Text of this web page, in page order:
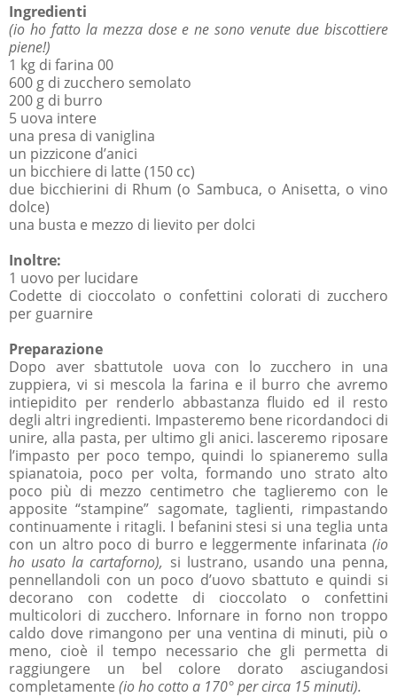
Ingredienti
(io ho fatto la mezza dose e ne sono venute due biscottiere
piene!)
1 kg di farina 00
600 g di zucchero semolato
200 g di burro
5 uova intere
una presa di vaniglina
un pizzicone d’anici
un bicchiere di latte (150 cc)
due bicchierini di Rhum (o Sambuca, o Anisetta, o vino
dolce)
una busta e mezzo di lievito per dolci
Inoltre:
1 uovo per lucidare
Codette di cioccolato o confettini colorati di zucchero
per guarnire
Preparazione
Dopo aver sbattutole uova con lo zucchero in una
zuppiera, vi si mescola la farina e il burro che avremo
intiepidito per renderlo abbastanza fluido ed il resto
degli altri ingredienti. Impasteremo bene ricordandoci di
unire, alla pasta, per ultimo gli anici. lasceremo riposare
l’impasto per poco tempo, quindi lo spianeremo sulla
spianatoia, poco per volta, formando uno strato alto
poco più di mezzo centimetro che taglieremo con le
apposite “stampine” sagomate, taglienti, rimpastando
continuamente i ritagli. I befanini stesi si una teglia unta
con un altro poco di burro e leggermente infarinata (io
ho usato la cartaforno), si lustrano, usando una penna,
pennellandoli con un poco d’uovo sbattuto e quindi si
decorano con codette di cioccolato o confettini
multicolori di zucchero. Infornare in forno non troppo
caldo dove rimangono per una ventina di minuti, più o
meno, cioè il tempo necessario che gli permetta di
raggiungere un bel colore dorato asciugandosi
completamente (io ho cotto a 170° per circa 15 minuti).